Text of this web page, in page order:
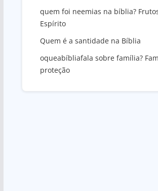
quem foi neemias na bíblia?
Espírito
Quem é a santidade na Bíblia
oqueabíbliafala sobre família?
proteção